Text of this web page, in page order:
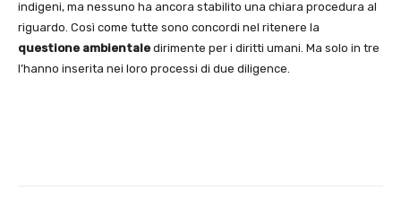
indigeni, ma nessuno ha ancora stabilito una chiara procedura al
riguardo. Così come tutte sono concordi nel ritenere la
questione ambientale dirimente per i diritti umani. Ma solo in tre
l’hanno inserita nei loro processi di due diligence.